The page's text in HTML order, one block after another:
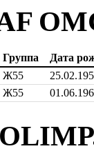
Группа
Дата
Ж55
Ж55